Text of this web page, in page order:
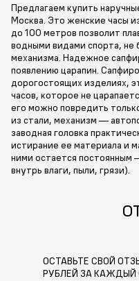
Предлагаем купить
Москва. Это женские часы
до 100 метров позволит
водными видами спорта, не
механизма. Надежное
появлению царапин.
дорогостоящих изделиях,
часов, которое не
его можно повредить
из стали, механизм —
заводная головка
истирание ее материала и
ними остается постоянным
внутрь влаги, пыли, грязи).
ОСТАВЬТЕ СВОЙ
РУБЛЕЙ ЗА КАЖДЫЙ